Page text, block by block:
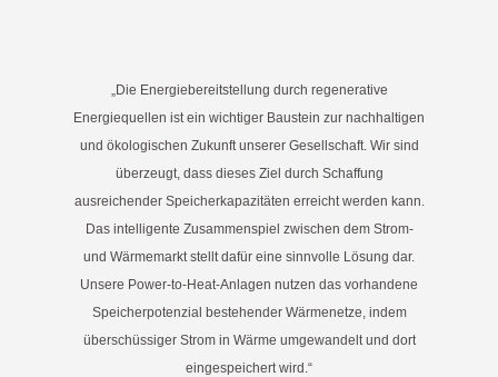
„Die Energiebereitstellung durch regenerative
Energiequellen ist ein wichtiger Baustein zur nachhaltigen
und ökologischen Zukunft unserer Gesellschaft. Wir sind
überzeugt, dass dieses Ziel durch Schaffung
ausreichender Speicherkapazitäten erreicht werden kann.
Das intelligente Zusammenspiel zwischen dem Strom-
und Wärmemarkt stellt dafür eine sinnvolle Lösung dar.
Unsere Power-to-Heat-Anlagen nutzen das vorhandene
Speicherpotenzial bestehender Wärmenetze, indem
überschüssiger Strom in Wärme umgewandelt und dort
eingespeichert wird.“
Wir suchen Dich!
WERKSTUDENT - PROJEKTINGENIEUR
ENERGIEWIRTSCHAFT
Du willst in einem jungen und zukunftsträchtigen
Unternehmen mitwirken?